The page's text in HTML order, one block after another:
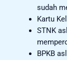
sudah
Kartu
STNK
BPKB